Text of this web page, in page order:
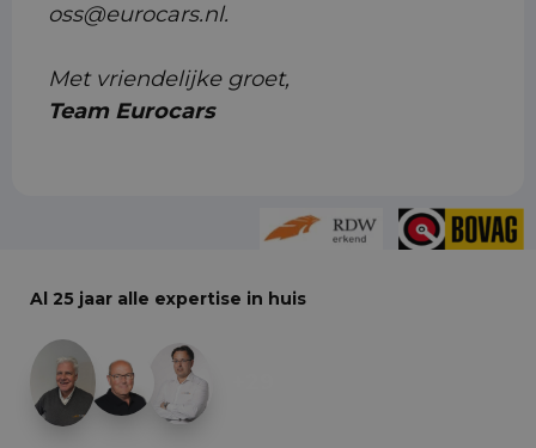
oss@eurocars.nl.
Met vriendelijke groet,
Team Eurocars
Al 25 jaar alle expertise in huis